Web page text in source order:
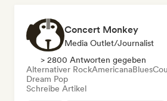
Concert Monkey
Media Outlet/Journalist
> 2800 Antworten gegeben
Alternativer RockAmericanaBlues
Dream Pop
Schreibe Artikel